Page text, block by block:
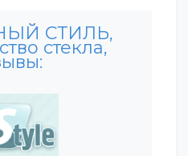
СТИЛЬ,
стекла,